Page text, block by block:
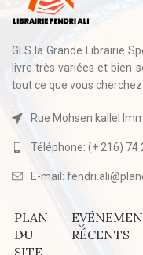
GLS la Grande Librairie
livre très variées et bien
tout ce que vous
Rue Mohsen kallel
Téléphone: (+ 216) 74
E-mail:
PLAN
DU
RÉCENTS